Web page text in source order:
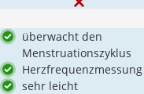
überwacht den
Menstruationszyklus
Herzfrequenzmessung
sehr leicht